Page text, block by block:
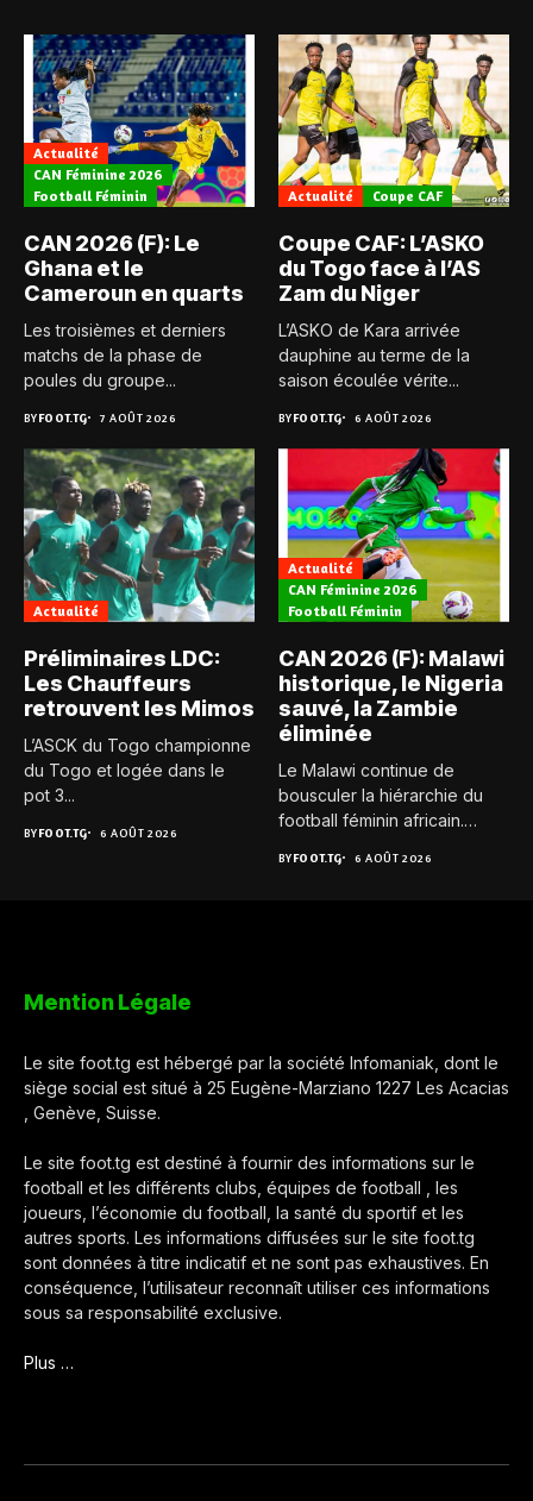
Actualité
CAN Féminine 2026
Football Féminin
CAN 2026 (F): Le
Ghana et le
Cameroun en quarts
Les troisièmes et derniers
matchs de la phase de
poules du groupe...
BYFOOT.TG 7 AOÛT 2026
Actualité Coupe CAF
Coupe CAF: L’ASKO
du Togo face à l’AS
Zam du Niger
L’ASKO de Kara arrivée
dauphine au terme de la
saison écoulée vérite...
BYFOOT.TG 6 AOÛT 2026
Actualité
Préliminaires LDC:
Les Chauffeurs
retrouvent les Mimos
L’ASCK du Togo championne
du Togo et logée dans le
pot 3...
BYFOOT.TG 6 AOÛT 2026
Actualité
CAN Féminine 2026
Football Féminin
CAN 2026 (F): Malawi
historique, le Nigeria
sauvé, la Zambie
éliminée
Le Malawi continue de
bousculer la hiérarchie du
football féminin africain.
BYFOOT.TG 6 AOÛT 2026
Mention Légale
Le site foot.tg est hébergé par la société Infomaniak, dont le
siège social est situé à 25 Eugène-Marziano 1227 Les Acacias
, Genève, Suisse.
Le site foot.tg est destiné à fournir des informations sur le
football et les différents clubs, équipes de football , les
joueurs, l’économie du football, la santé du sportif et les
autres sports. Les informations diffusées sur le site foot.tg
sont données à titre indicatif et ne sont pas exhaustives. En
conséquence, l’utilisateur reconnaît utiliser ces informations
sous sa responsabilité exclusive.
Plus …